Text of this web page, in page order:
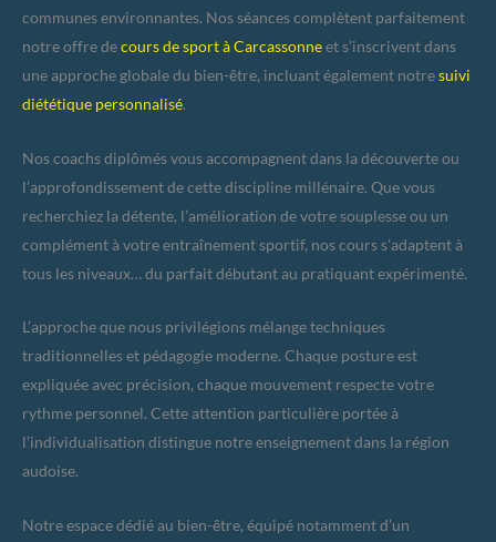
communes environnantes. Nos séances complètent parfaitement
notre offre decours de sport à Carcassonneet s’inscrivent dans
une approche globale du bien-être, incluant également notresuivi
diététique personnalisé.
Nos coachs diplômés vous accompagnent dans la découverte ou
l’approfondissement de cette discipline millénaire. Que vous
recherchiez la détente, l’amélioration de votre souplesse ou un
complément à votre entraînement sportif, nos cours s’adaptent à
tous les niveaux… du parfait débutant au pratiquant expérimenté.
L’approche que nous privilégions mélange techniques
traditionnelles et pédagogie moderne. Chaque posture est
expliquée avec précision, chaque mouvement respecte votre
rythme personnel. Cette attention particulière portée à
l’individualisation distingue notre enseignement dans la région
audoise.
Notre espace dédié au bien-être, équipé notamment d’un